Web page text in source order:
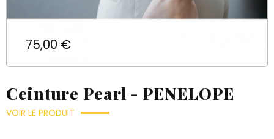
Prix
75,00 €
Ceinture Pearl - PENELOPE
VOIR LE PRODUIT